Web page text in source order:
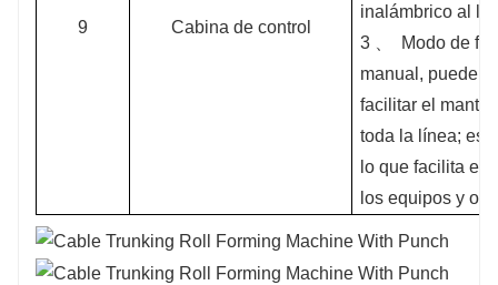
9 Cabina de control
inalámbrico al
3 、
Modo de
manual, puede
facilitar el
toda la línea;
lo que facilita el
los equipos y